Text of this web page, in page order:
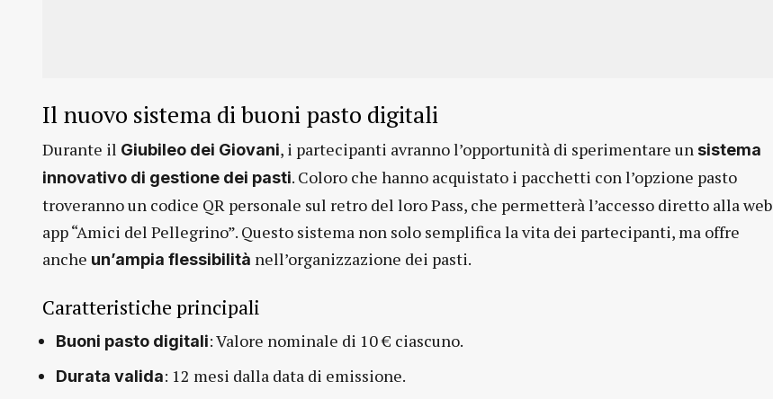
Il nuovo sistema di buoni pasto digitali
Durante il Giubileo dei Giovani, i partecipanti avranno l’opportunità di sperimentare unsistema
innovativo di gestione dei pasti. Coloro che hanno acquistato i pacchetti con l’opzione pasto
troveranno un codice QR personale sul retro del loro Pass, che permetterà l’accesso diretto alla web
app “Amici del Pellegrino”. Questo sistema non solo semplifica la vita dei partecipanti, ma offre
anche un’ampia flessibilità nell’organizzazione dei pasti.
Caratteristiche principali
Buoni pasto digitali: Valore nominale di 10 € ciascuno.
Durata valida: 12 mesi dalla data di emissione.